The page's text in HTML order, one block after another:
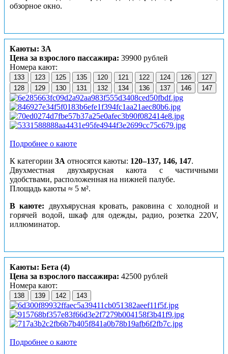
обзорное окно.
Каюты: 3А
Цена за взрослого пассажира: 39900 рублей
Номера кают:
133 123 125 135 120 121 122 124 126
127
128
129 130 131 132 134 136 137 146 147
Подробнее о каюте
К категории 3А относятся каюты: 120–137, 146, 147.
Двухместная двухъярусная каюта с частичными
удобствами, расположенная на нижней палубе.
Площадь каюты ≈ 5 м².
В каюте: двухъярусная кровать, раковина с холодной и
горячей водой, шкаф для одежды, радио, розетка 220V,
иллюминатор.
Каюты: Бета (4)
Цена за взрослого пассажира: 42500 рублей
Номера кают:
138 139 142 143
Подробнее о каюте